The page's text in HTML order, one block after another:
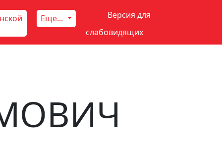
Еще...
Версия для
слабовидящих